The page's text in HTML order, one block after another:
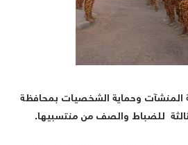
وحماية الشخصيات بمحافظة
للضباط والصف من منتسبيها.